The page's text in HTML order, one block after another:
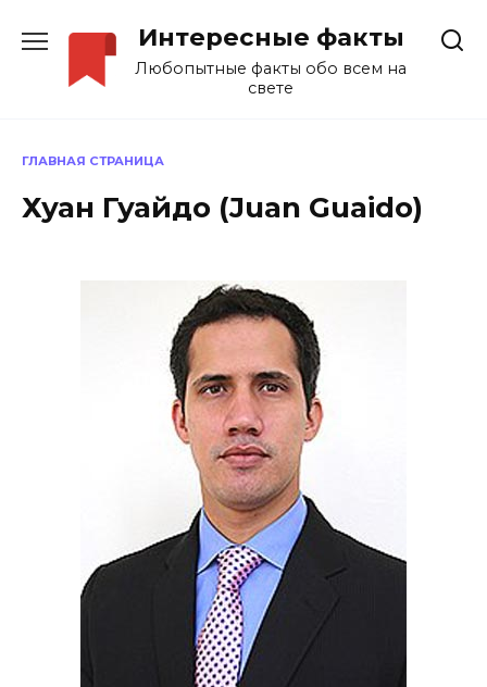
содержанию
Интересные факты
Любопытные факты обо всем на
свете
ГЛАВНАЯ СТРАНИЦА
Хуан Гуайдо (Juan Guaido)